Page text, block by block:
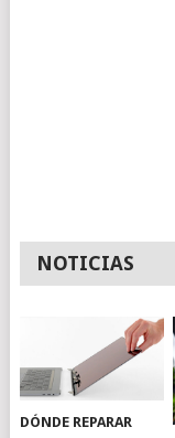
NOTICIAS
DÓNDE REPARAR